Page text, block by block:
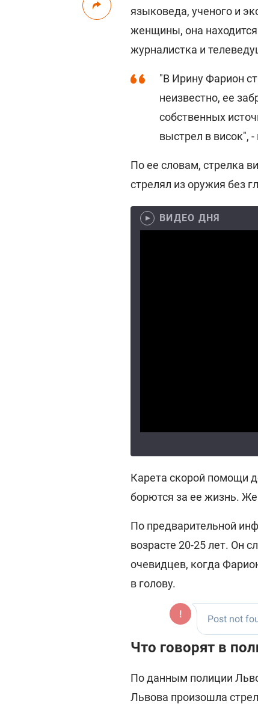
языковеда, ученого и
женщины, она
журналистка и
"В Ирину Фарион
неизвестно, ее
собственных
выстрел в висок",
По ее словам, стрелка
стрелял из оружия без
ВИДЕО ДНЯ
Карета скорой помощи
борются за ее жизнь.
По предварительной
возрасте 20-25 лет. Он
очевидцев, когда
в голову.
Что говорят в
По данным полиции
Львова произошла